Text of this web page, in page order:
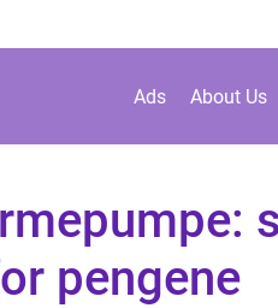
Ads About Us
pengene